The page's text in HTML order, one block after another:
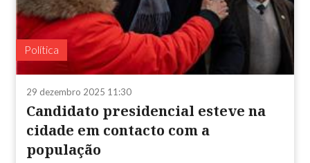
Política
29 dezembro 2025 11:30
Candidato presidencial esteve na
cidade em contacto com a
população